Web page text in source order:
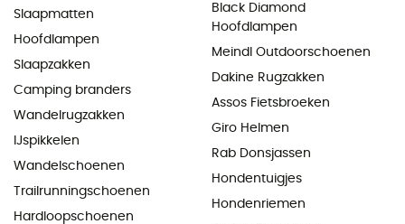
Slaapmatten
Hoofdlampen
Slaapzakken
Camping branders
Wandelrugzakken
IJspikkelen
Wandelschoenen
Trailrunningschoenen
Hardloopschoenen
Black Diamond
Hoofdlampen
Meindl Outdoorschoenen
Dakine Rugzakken
Assos Fietsbroeken
Giro Helmen
Rab Donsjassen
Hondentuigjes
Hondenriemen